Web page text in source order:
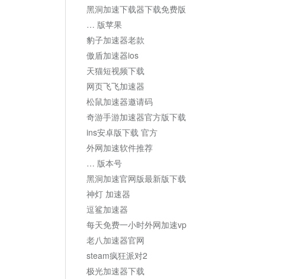
黑洞加速下载器下载免费版
… 版苹果
豹子加速器老款
傲盾加速器ios
天猫短视频下载
网页飞飞加速器
松鼠加速器邀请码
奇游手游加速器官方版下载
ins安卓版下载 官方
外网加速软件推荐
… 版本号
黑洞加速官网版最新版下载
神灯 加速器
逗鲨加速器
每天免费一小时外网加速vp
老八加速器官网
steam疯狂派对2
极光加速器下载